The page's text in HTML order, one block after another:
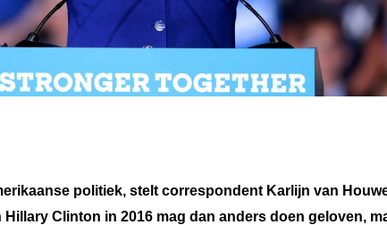
politiek, stelt correspondent Karlijn van
Hillary Clinton in 2016 mag dan anders doen geloven,